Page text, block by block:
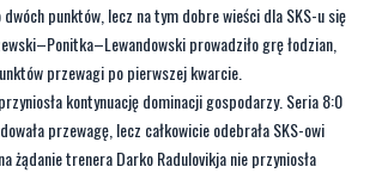
kontynuację dominacji gospodarzy. Seria 8:0
przewagę, lecz całkowicie odebrała SKS-owi
trenera Darko Radulovikja nie przyniosła
konsekwentnie powiększali prowadzenie,
wynik 47:20. Do przerwy miejscowi prowadzili
w sytuacji niemal idealnej.